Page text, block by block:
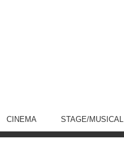
CINEMA STAGE/MUSICAL